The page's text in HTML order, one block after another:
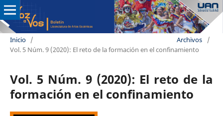
Inicio / Archivos
/
Vol. 5 Núm. 9 (2020): El reto de la formación en el confinamiento
Vol. 5 Núm. 9 (2020): El reto de la
formación en el confinamiento